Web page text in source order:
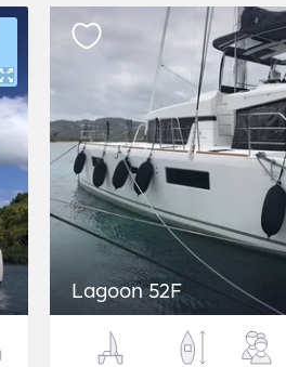
Lagoon 52F